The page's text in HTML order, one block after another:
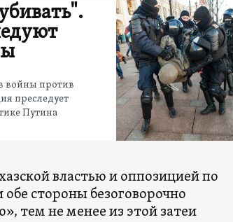
войны против
преследует
Путина
властью и оппозицией по
стороны безоговорочно
тем не менее из этой затеи